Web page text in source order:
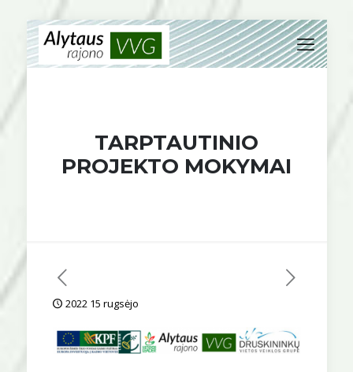
TARPTAUTINIO
PROJEKTO MOKYMAI
2022 15 rugsėjo